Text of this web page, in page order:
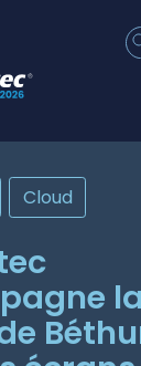
Cloud
la